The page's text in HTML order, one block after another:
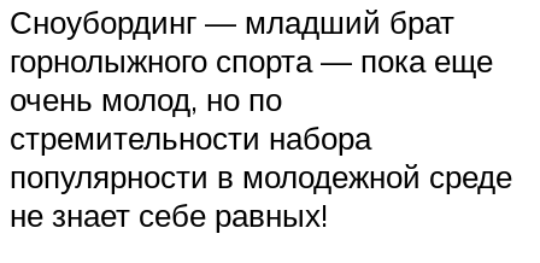
Сноубординг — младший брат
горнолыжного спорта — пока еще
очень молод, но по
стремительности набора
популярности в молодежной среде
не знает себе равных!